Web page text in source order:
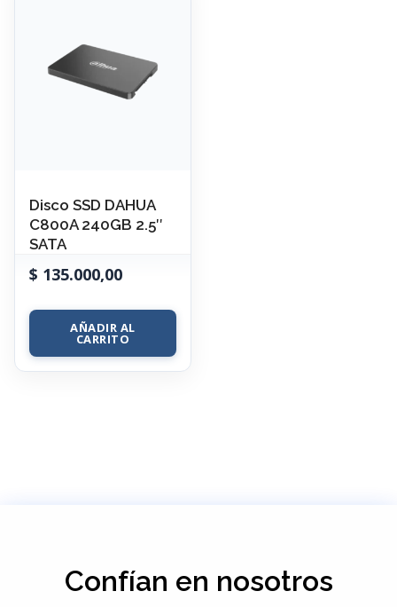
Disco SSD DAHUA
C800A 240GB 2.5″
SATA
$ 135.000,00
AÑADIR AL
CARRITO
Confían en nosotros